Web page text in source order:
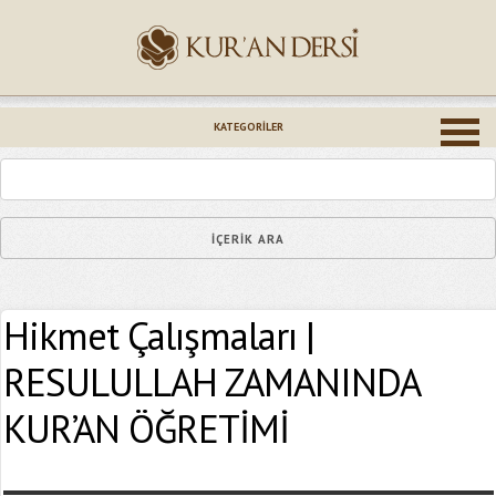
KATEGORILER
Hikmet Çalışmaları |
RESULULLAH ZAMANINDA
KUR’AN ÖĞRETİMİ
Epostanız (*)
Yaşadığınız Hatanın Ayrıntıları